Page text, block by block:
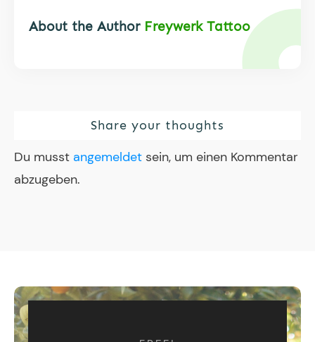
About the Author Freywerk Tattoo
Share your thoughts
Du musst angemeldet sein, um einen Kommentar
abzugeben.